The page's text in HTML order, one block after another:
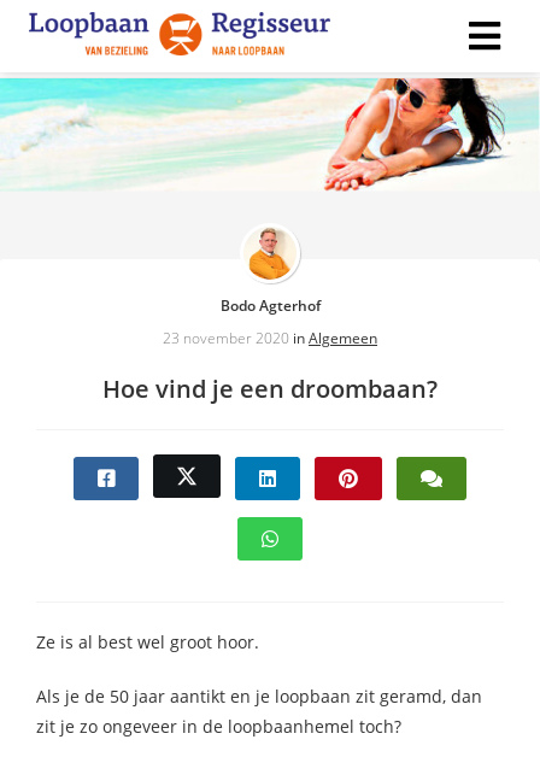
Bodo Agterhof
23 november 2020 inAlgemeen
Hoe vind je een droombaan?
Ze is al best wel groot hoor.
Als je de 50 jaar aantikt en je loopbaan zit geramd, dan
zit je zo ongeveer in de loopbaanhemel toch?
worden